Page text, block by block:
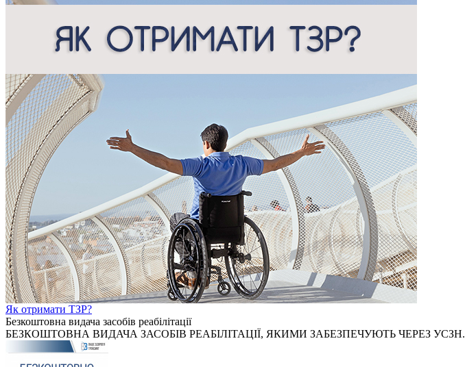
Як отримати ТЗР?
Безкоштовна видача засобів реабілітації
БЕЗКОШТОВНА ВИДАЧА ЗАСОБІВ РЕАБІЛІТАЦІЇ, ЯКИМИ ЗАБЕЗПЕЧУЮТЬ ЧЕРЕЗ УСЗН.